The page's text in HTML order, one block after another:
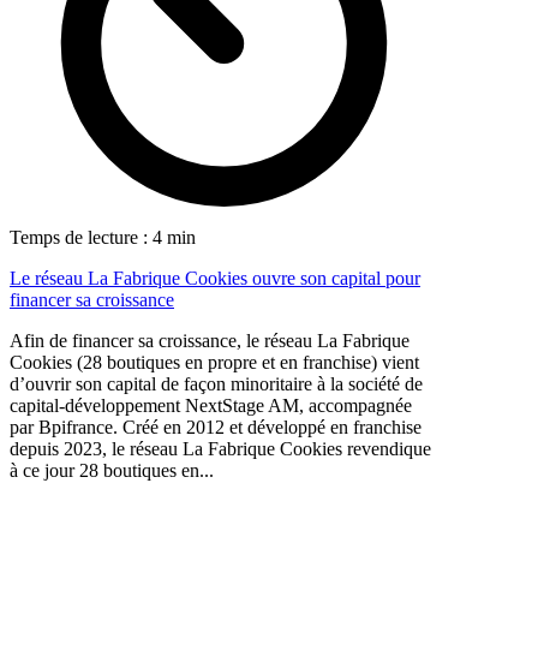
Temps de lecture : 4 min
Le réseau La Fabrique Cookies ouvre son capital pour
financer sa croissance
Afin de financer sa croissance, le réseau La Fabrique
Cookies (28 boutiques en propre et en franchise) vient
d’ouvrir son capital de façon minoritaire à la société de
capital-développement NextStage AM, accompagnée
par Bpifrance. Créé en 2012 et développé en franchise
depuis 2023, le réseau La Fabrique Cookies revendique
à ce jour 28 boutiques en...